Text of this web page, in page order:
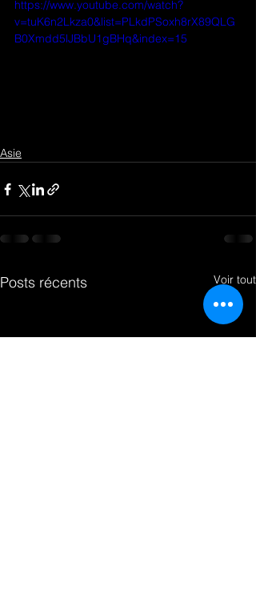
https://www.youtube.com/watch?
v=tuK6n2Lkza0&list=PLkdPSoxh8rX89QLG
B0Xmdd5lJBbU1gBHq&index=15
Asie
Posts récents Voir tout